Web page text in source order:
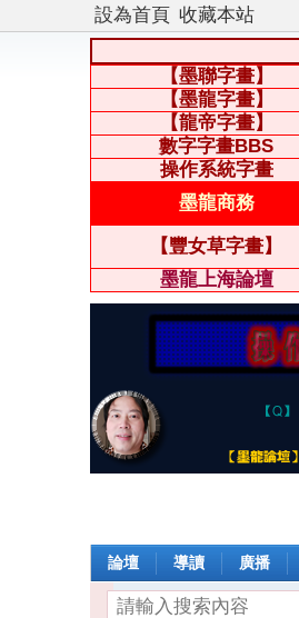
設為首頁 收藏本站
【墨聯字畫】
【墨龍字畫】
【龍帝字畫】
數字字畫BBS
操作系統字畫
墨龍商務
【豐女草字畫】
墨龍上海論壇
論壇 導讀 廣播